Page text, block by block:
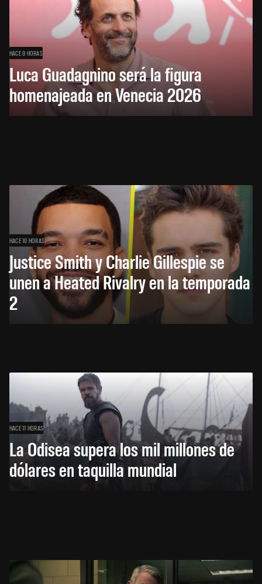
HACE 9 HORAS
Luca Guadagnino será la figura
homenajeada en Venecia 2026
HACE 10 HORAS
Justice Smith y Charlie Gillespie se
unen a Heated Rivalry en la temporada
2
HACE 11 HORAS
La Odisea supera los mil millones de
dólares en taquilla mundial